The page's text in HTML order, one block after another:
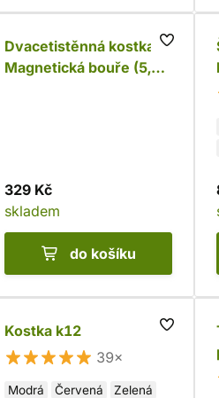
Dvacetistěnná kostka -
Magnetická bouře (5,5
329 Kč
skladem
do košíku
Kostka k12
39×
Modrá Červená
Zelená